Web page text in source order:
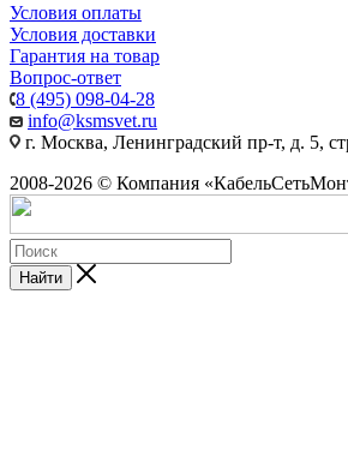
Условия оплаты
Условия доставки
Гарантия на товар
Вопрос-ответ
8 (495) 098-04-28
info@ksmsvet.ru
г. Москва, Ленинградский пр-т, д. 5,
2008-2026 © Компания
Найти